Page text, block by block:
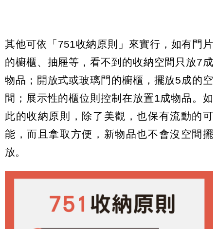
其他可依「751收納原則」來實行，如有門片
的櫥櫃、抽屜等，看不到的收納空間只放7成
物品；開放式或玻璃門的櫥櫃，擺放5成的空
間；展示性的櫃位則控制在放置1成物品。如
此的收納原則，除了美觀，也保有流動的可
能，而且拿取方便，新物品也不會沒空間擺
放。